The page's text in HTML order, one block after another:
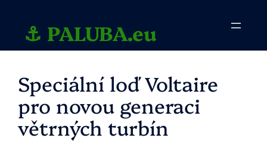
⚓ PALUBA.eu
Speciální loď Voltaire
pro novou generaci
větrných turbín